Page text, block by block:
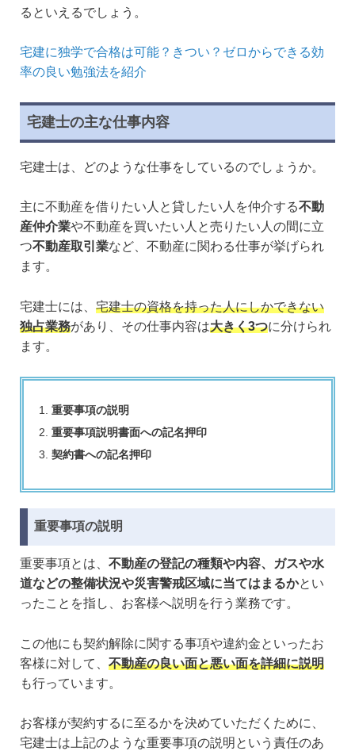
るといえるでしょう。
宅建に独学で合格は可能？きつい？ゼロからできる効
率の良い勉強法を紹介
宅建士の主な仕事内容
宅建士は、どのような仕事をしているのでしょうか。
主に不動産を借りたい人と貸したい人を仲介する不動
産仲介業や不動産を買いたい人と売りたい人の間に立
つ不動産取引業など、不動産に関わる仕事が挙げられ
ます。
宅建士には、 宅建士の資格を持った人にしかできない
独占業務があり、その仕事内容は大きく3つに分けられ
ます。
重要事項の説明
重要事項説明書面への記名押印
契約書への記名押印
重要事項の説明
重要事項とは、 不動産の登記の種類や内容、ガスや水
道などの整備状況や災害警戒区域に当てはまるかとい
ったことを指し、お客様へ説明を行う業務です。
この他にも契約解除に関する事項や違約金といったお
客様に対して、 不動産の良い面と悪い面を詳細に説明
も行っています。
お客様が契約するに至るかを決めていただくために、
宅建士は上記のような重要事項の説明という責任のあ